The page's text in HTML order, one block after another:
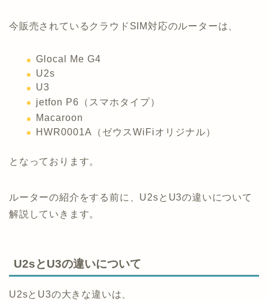
今販売されているクラウドSIM対応のルーターは、
Glocal Me G4
U2s
U3
jetfon P6（スマホタイプ）
Macaroon
HWR0001A（ゼウスWiFiオリジナル）
となっております。
ルーターの紹介をする前に、U2sとU3の違いについて
解説していきます。
U2sとU3の違いについて
U2sとU3の大きな違いは、